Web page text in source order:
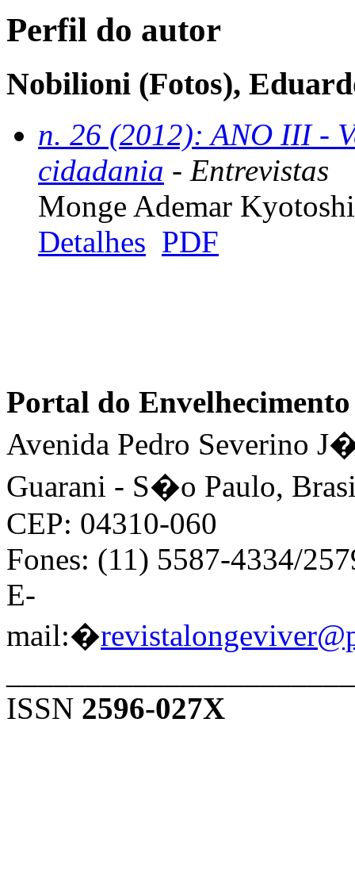
Perfil do autor
Nobilioni (Fotos),
n. 26 (2012): ANO III -
cidadania - Entrevistas
Monge Ademar
Detalhes PDF
Portal do
Avenida Pedro Severino
Guarani - S�o Paulo,
CEP: 04310-060
Fones: (11) 5587-4334/
E-
mail:�
ISSN 2596-027X